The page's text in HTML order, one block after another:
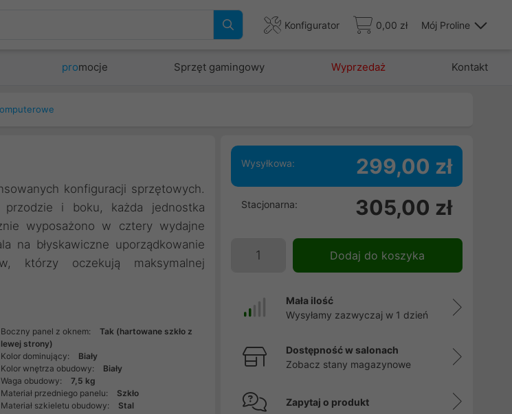
Konfigurator 0,00 zł Mój Proline
promocje Sprzęt gamingowy Wyprzedaż Kontakt
konfiguracji sprzętowych.
przodzie i boku, każda jednostka
wyposażono w cztery wydajne
na błyskawiczne uporządkowanie
którzy oczekują maksymalnej
Boczny panel z oknem:
Tak (hartowane szkło z
lewej strony)
Kolor dominujący:
Biały
Kolor wnętrza obudowy:
Biały
Waga obudowy:
7,5 kg
Materiał przedniego panelu:
Szkło
Materiał szkieletu obudowy:
Stal
Wysyłkowa: 299,00 zł
Stacjonarna: 305,00 zł
Dodaj do koszyka
Mała ilość
Wysyłamy zazwyczaj w 1 dzień
Dostępność w salonach
Zobacz stany magazynowe
Zapytaj o produkt